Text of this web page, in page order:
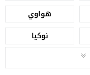
هواوي
نوكيا